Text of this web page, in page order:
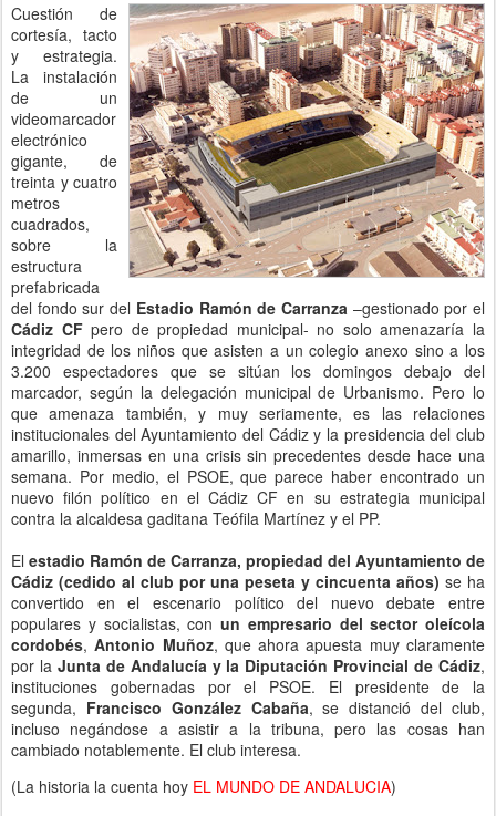
Cuestión de
cortesía, tacto
y estrategia.
La instalación
de un
videomarcador
electrónico
gigante, de
treinta y cuatro
metros
cuadrados,
sobre la
estructura
prefabricada
del fondo sur del Estadio Ramón de Carranza –gestionado por el
Cádiz CFpero de propiedad municipal- no solo amenazaría la
integridad de los niños que asisten a un colegio anexo sino a los
3.200 espectadores que se sitúan los domingos debajo del
marcador, según la delegación municipal de Urbanismo. Pero lo
que amenaza también, y muy seriamente, es las relaciones
institucionales del Ayuntamiento del Cádiz y la presidencia del club
amarillo, inmersas en una crisis sin precedentes desde hace una
semana. Por medio, el PSOE, que parece haber encontrado un
nuevo filón político en el Cádiz CF en su estrategia municipal
contra la alcaldesa gaditana Teófila Martínez y el PP.
El estadio Ramón de Carranza, propiedad del Ayuntamiento de
Cádiz (cedido al club por una peseta y cincuenta años) se ha
convertido en el escenario político del nuevo debate entre
populares y socialistas, con un empresario del sector oleícola
cordobés,Antonio Muñoz, que ahora apuesta muy claramente
por la Junta de Andalucía y la Diputación Provincial de Cádiz,
instituciones gobernadas por el PSOE. El presidente de la
segunda, Francisco González Cabaña, se distanció del club,
incluso negándose a asistir a la tribuna, pero las cosas han
cambiado notablemente. El club interesa.
(La historia la cuenta hoy EL MUNDO DE ANDALUCIA)